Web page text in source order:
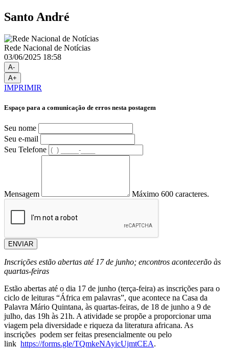
Santo André
Rede Nacional de Notícias
03/06/2025 18:58
A-
A+
IMPRIMIR
Espaço para a comunicação de erros nesta postagem
Seu nome
Seu e-mail
Seu Telefone
Mensagem Máximo 600 caracteres.
ENVIAR
Inscrições estão abertas até 17 de junho; encontros acontecerão às
quartas-feiras
Estão abertas até o dia 17 de junho (terça-feira) as inscrições para o
ciclo de leituras “África em palavras”, que acontece na Casa da
Palavra Mário Quintana, às quartas-feiras, de 18 de junho a 9 de
julho, das 19h às 21h. A atividade se propõe a proporcionar uma
viagem pela diversidade e riqueza da literatura africana. As
inscrições podem ser feitas presencialmente ou pelo
link https://forms.gle/TQmkeNAyicUjmtCEA.